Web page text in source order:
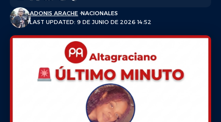
LAST UPDATED: 9 DE JUNIO DE 2026 14:52
ADONIS ARACHE NACIONALES